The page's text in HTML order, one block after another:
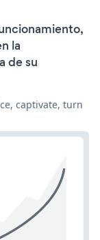
la
de su
captivate, turn